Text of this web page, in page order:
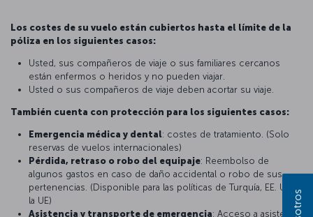
Los costes de su vuelo están cubiertos hasta el límite de la
póliza en los siguientes casos:
Usted, sus compañeros de viaje o sus familiares cercanos
están enfermos o heridos y no pueden viajar.
Usted o sus compañeros de viaje deben acortar su viaje.
También cuenta con protección para los siguientes casos:
Emergencia médica y dental: costes de tratamiento. (Solo
reservas de vuelos internacionales)
Pérdida, retraso o robo del equipaje: Reembolso de
algunos gastos en caso de daño accidental o robo de sus
pertenencias. (Disponible para las políticas de Turquía, EE. UU. y
la UE)
Asistencia y transporte de emergencia: Acceso a asistencia